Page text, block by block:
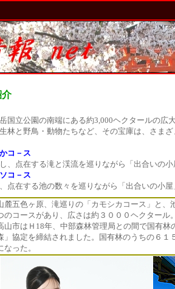
介
国立公園の南端にある約3,000ヘクタールの広
林と野鳥・動物たちなど、その宝庫は、さま
コ－ス
、点在する滝と渓流を巡りながら「出合いの
コ－ス
点在する池の数々を巡りながら「出合いの小
麓五色ヶ原、滝巡りの「カモシカコース」と
のコースがあり、広さは約３０００ヘクター
山市はＨ18年、中部森林管理局との間で国有
」協定を締結されました。国有林のうちの６
なった。